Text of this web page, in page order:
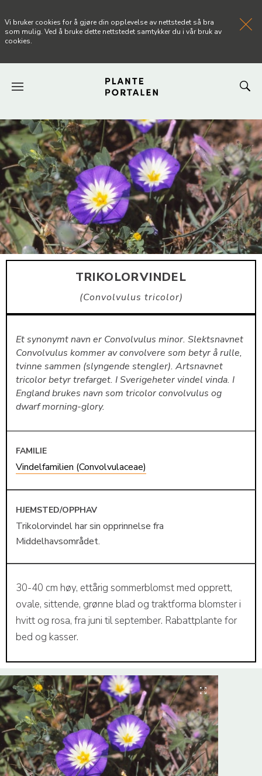
FORSIDEN
NYHETER
ARTIKLER
OM PLANTEPORTALEN
KONTAKT
Vi bruker cookies for å gjøre din opplevelse av nettstedet så bra
som mulig. Ved å bruke dette nettstedet samtykker du i vår bruk av
cookies.
TRIKOLORVINDEL
Convolvulus tricolor
Et synonymt navn er Convolvulus minor. Slektsnavnet
Convolvulus kommer av convolvere som betyr å rulle,
tvinne sammen (slyngende stengler). Artsnavnet
tricolor betyr trefarget. I Sverigeheter vindel vinda. I
England brukes navn som tricolor convolvulus og
dwarf morning-glory.
FAMILIE
Vindelfamilien (Convolvulaceae)
HJEMSTED/OPPHAV
Trikolorvindel har sin opprinnelse fra
Middelhavsområdet.
30-40 cm høy, ettårig sommerblomst med opprett,
ovale, sittende, grønne blad og traktforma blomster i
hvitt og rosa, fra juni til september. Rabattplante for
bed og kasser.